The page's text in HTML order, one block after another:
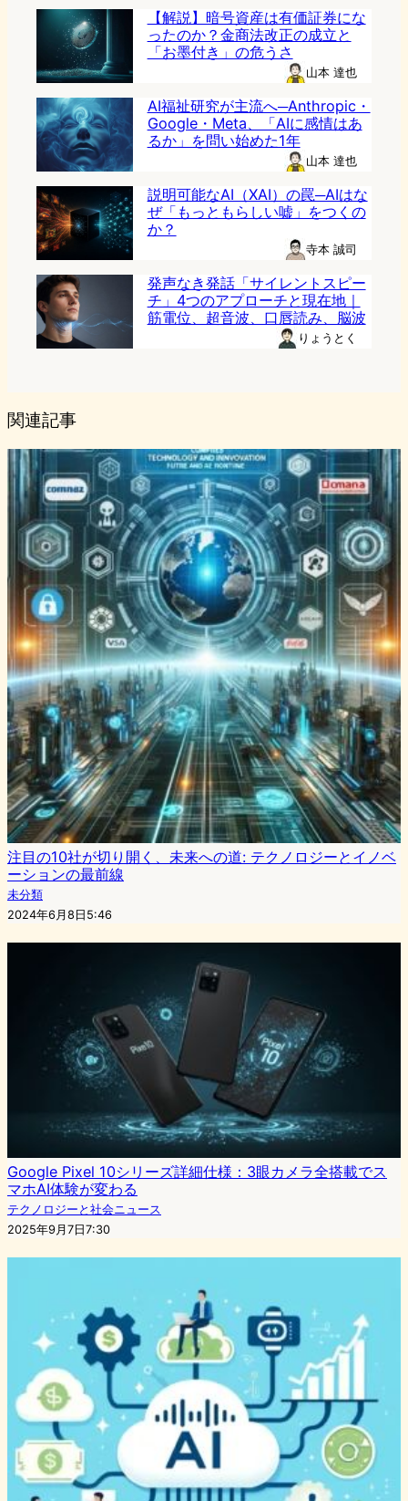
【解説】暗号資産は有価証券にな
ったのか？金商法改正の成立と
「お墨付き」の危うさ
山本 達也
AI福祉研究が主流へ─Anthropic・
Google・Meta、「AIに感情はあ
るか」を問い始めた1年
山本 達也
説明可能なAI（XAI）の罠─AIはな
ぜ「もっともらしい嘘」をつくの
か？
寺本 誠司
発声なき発話「サイレントスピー
チ」4つのアプローチと現在地｜
筋電位、超音波、口唇読み、脳波
りょうとく
関連記事
注目の10社が切り開く、未来への道: テクノロジーとイノベ
ーションの最前線
未分類
2024年6月8日5:46
Google Pixel 10シリーズ詳細仕様：3眼カメラ全搭載でス
マホAI体験が変わる
テクノロジーと社会ニュース
2025年9月7日7:30